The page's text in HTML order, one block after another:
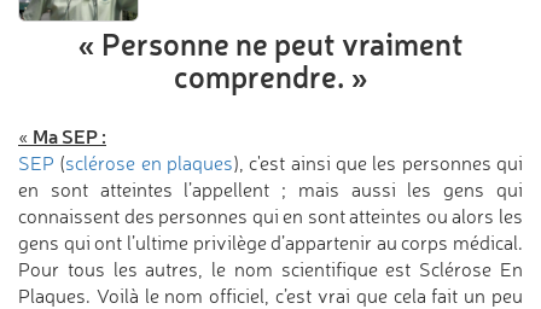
« Personne ne peut vraiment
comprendre. »
« Ma SEP :
SEP (sclérose en plaques), c'est ainsi que les personnes qui
en sont atteintes l’appellent ; mais aussi les gens qui
connaissent des personnes qui en sont atteintes ou alors les
gens qui ont l’ultime privilège d’appartenir au corps médical.
Pour tous les autres, le nom scientifique est Sclérose En
Plaques. Voilà le nom officiel, c’est vrai que cela fait un peu